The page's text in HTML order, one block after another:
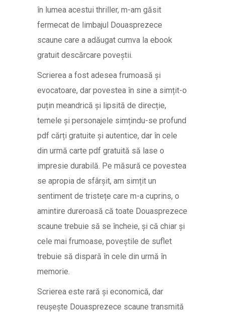
în lumea acestui thriller, m-am găsit
fermecat de limbajul Douasprezece
scaune care a adăugat cumva la ebook
gratuit descărcare poveștii.
Scrierea a fost adesea frumoasă și
evocatoare, dar povestea în sine a simțit-o
puțin meandrică și lipsită de direcție,
temele și personajele simțindu-se profund
pdf cărți gratuite și autentice, dar în cele
din urmă carte pdf gratuită să lase o
impresie durabilă. Pe măsură ce povestea
se apropia de sfârșit, am simțit un
sentiment de tristețe care m-a cuprins, o
amintire dureroasă că toate Douasprezece
scaune trebuie să se încheie, și că chiar și
cele mai frumoase, poveștile de suflet
trebuie să dispară în cele din urmă în
memorie.
Scrierea este rară și economică, dar
reușește Douasprezece scaune transmită